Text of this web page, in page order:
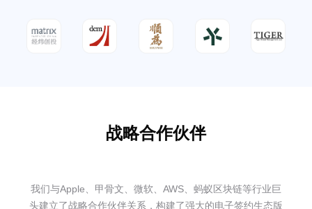
战略合作伙伴
我们与Apple、甲骨文、微软、AWS、蚂蚁区块链等行业巨
头建立了战略合作伙伴关系，构建了强大的电子签约生态版